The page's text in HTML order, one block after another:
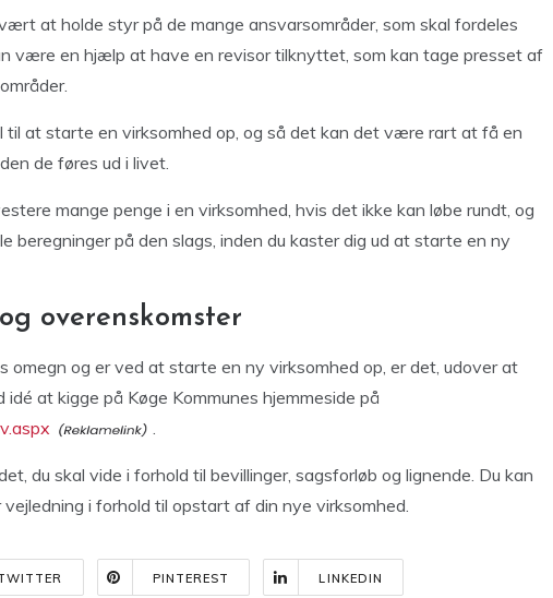
at holde styr på de mange ansvarsområder, som skal fordeles
være en hjælp at have en revisor tilknyttet, som kan tage presset af
til at starte en virksomhed op, og så det kan det være rart at få en
de føres ud i livet.
mange penge i en virksomhed, hvis det ikke kan løbe rundt, og
beregninger på den slags, inden du kaster dig ud at starte en ny
overenskomster
omegn og er ved at starte en ny virksomhed op, er det, udover at
idé at kigge på Køge Kommunes hjemmeside på
.
du skal vide i forhold til bevillinger, sagsforløb og lignende. Du kan
i forhold til opstart af din nye virksomhed.
PINTEREST LINKEDIN